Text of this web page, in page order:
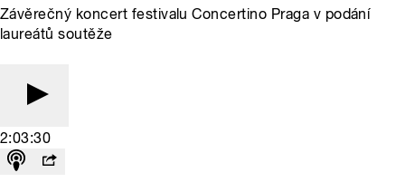
Závěrečný koncert festivalu Concertino Praga v podání
laureátů soutěže
2:03:30